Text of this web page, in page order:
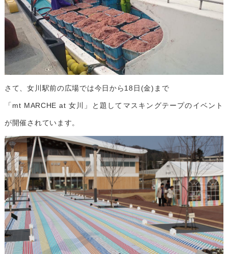
さて、女川駅前の広場では今日から18日(金)まで
「mt MARCHE at 女川」と題してマスキングテープのイベント
が開催されています。